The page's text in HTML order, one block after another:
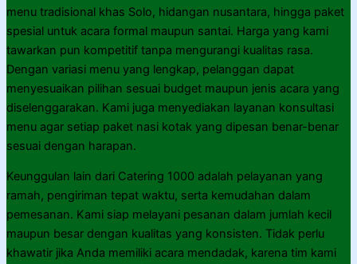
menu tradisional khas Solo, hidangan nusantara, hingga paket
spesial untuk acara formal maupun santai. Harga yang kami
tawarkan pun kompetitif tanpa mengurangi kualitas rasa.
Dengan variasi menu yang lengkap, pelanggan dapat
menyesuaikan pilihan sesuai budget maupun jenis acara yang
diselenggarakan. Kami juga menyediakan layanan konsultasi
menu agar setiap paket nasi kotak yang dipesan benar-benar
sesuai dengan harapan.
Keunggulan lain dari Catering 1000 adalah pelayanan yang
ramah, pengiriman tepat waktu, serta kemudahan dalam
pemesanan. Kami siap melayani pesanan dalam jumlah kecil
maupun besar dengan kualitas yang konsisten. Tidak perlu
khawatir jika Anda memiliki acara mendadak, karena tim kami